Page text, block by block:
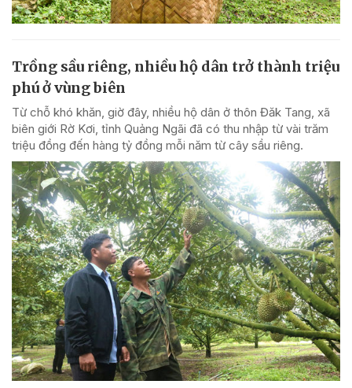
Trồng sầu riêng, nhiều hộ dân trở thành triệu
phú ở vùng biên
Từ chỗ khó khăn, giờ đây, nhiều hộ dân ở thôn Đăk Tang, xã
biên giới Rờ Kơi, tỉnh Quảng Ngãi đã có thu nhập từ vài trăm
triệu đồng đến hàng tỷ đồng mỗi năm từ cây sầu riêng.